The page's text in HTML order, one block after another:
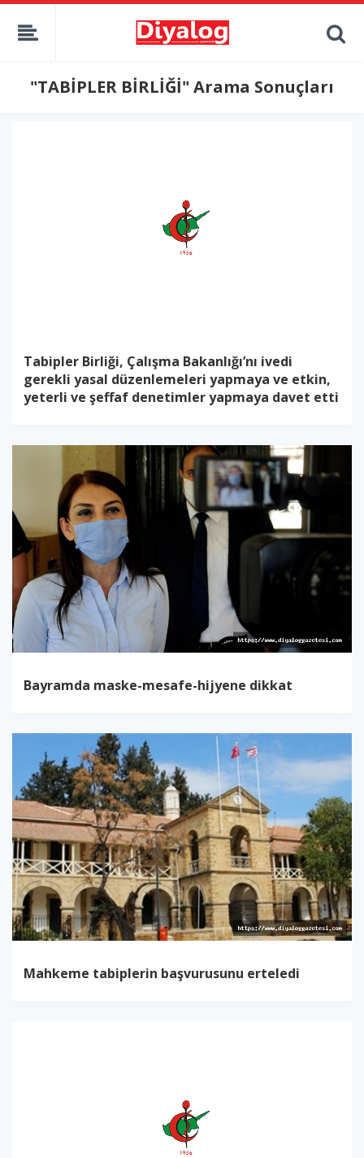
"TABİPLER BİRLİĞİ" Arama Sonuçları
Tabipler Birliği, Çalışma Bakanlığı’nı ivedi
gerekli yasal düzenlemeleri yapmaya ve etkin,
yeterli ve şeffaf denetimler yapmaya davet etti
Bayramda maske-mesafe-hijyene dikkat
Mahkeme tabiplerin başvurusunu erteledi